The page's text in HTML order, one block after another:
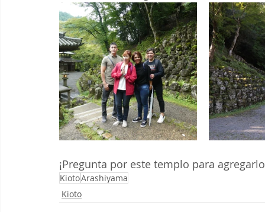
¡Pregunta por este templo para
KiotoArashiyama
Kioto